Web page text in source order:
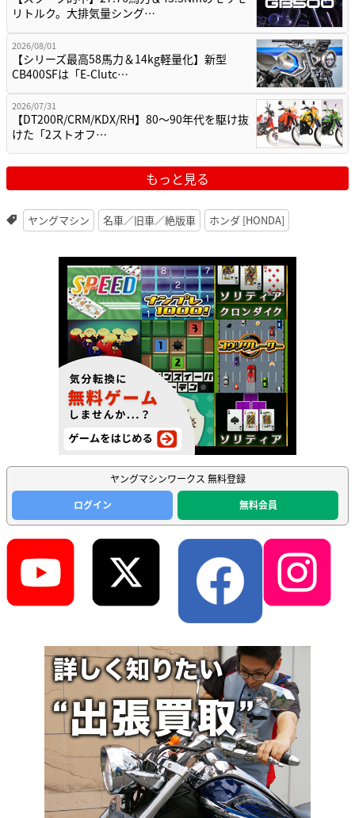
リトルク。大排気量シング…
2026/08/01
【シリーズ最高58馬力＆14kg軽量化】新型
CB400SFは「E-Clutc…
2026/07/31
【DT200R/CRM/KDX/RH】80〜90年代を駆け抜
けた「2ストオフ…
もっと見る
ヤングマシン 名車／旧車／絶版車 ホンダ [HONDA]
ヤングマシンワークス 無料登録
ログイン
無料会員